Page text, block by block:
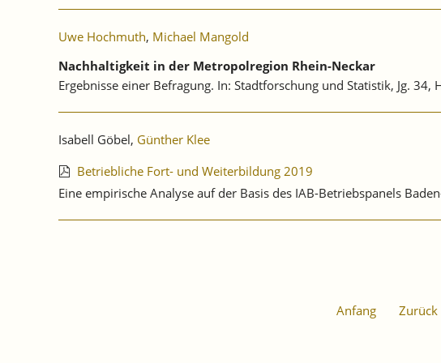
Uwe Hochmuth, Michael Mangold
Nachhaltigkeit in der Metropolregion Rhein-Neckar
Ergebnisse einer Befragung. In: Stadtforschung und Statistik, Jg. 34,
Isabell Göbel, Günther Klee
Betriebliche Fort- und Weiterbildung 2019
Eine empirische Analyse auf der Basis des IAB-Betriebspanels
Anfang
Zurück